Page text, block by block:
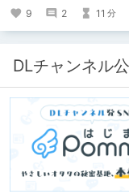
9
2 11 分
DLチャンネル